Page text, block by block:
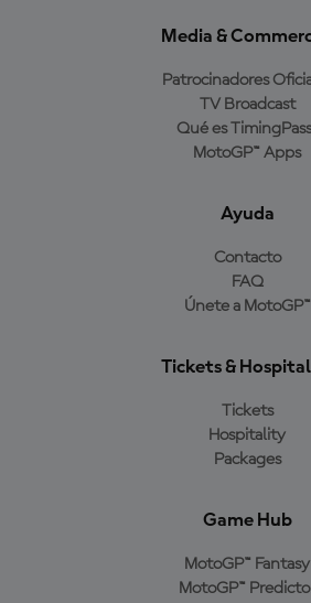
Media &
Patrocinadores
TV Broadcast
Qué es
MotoGP™ Apps
Ayuda
Contacto
FAQ
Únete a MotoGP™
Tickets &
Tickets
Hospitality
Packages
Game Hub
MotoGP™ Fantasy
MotoGP™